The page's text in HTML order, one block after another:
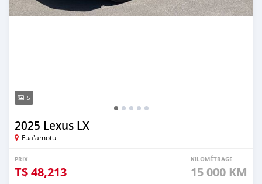
5
2025 Lexus LX
Fua'amotu
PRIX
T$48,213
KILOMÉTRAGE
15 000 KM